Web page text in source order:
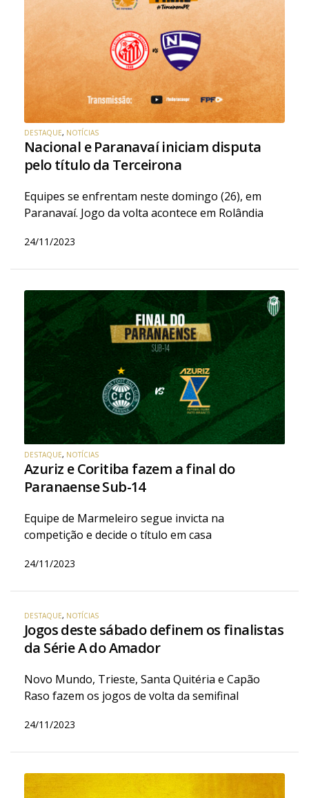
DESTAQUE, NOTÍCIAS
Nacional e Paranavaí iniciam disputa
pelo título da Terceirona
Equipes se enfrentam neste domingo (26), em
Paranavaí. Jogo da volta acontece em Rolândia
24/11/2023
DESTAQUE, NOTÍCIAS
Azuriz e Coritiba fazem a final do
Paranaense Sub-14
Equipe de Marmeleiro segue invicta na
competição e decide o título em casa
24/11/2023
DESTAQUE, NOTÍCIAS
Jogos deste sábado definem os finalistas
da Série A do Amador
Novo Mundo, Trieste, Santa Quitéria e Capão
Raso fazem os jogos de volta da semifinal
24/11/2023